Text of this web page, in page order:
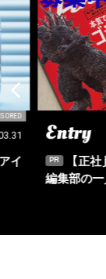
イ
Entry
PR
【正
編集部の一